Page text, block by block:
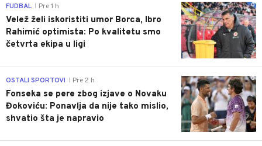
0
FUDBAL Pre 1 h
Velež želi iskoristiti umor Borca, Ibro
Rahimić optimista: Po kvalitetu smo
četvrta ekipa u ligi
0
OSTALI SPORTOVI Pre 2 h
Fonseka se pere zbog izjave o Novaku
Đokoviću: Ponavlja da nije tako mislio,
shvatio šta je napravio